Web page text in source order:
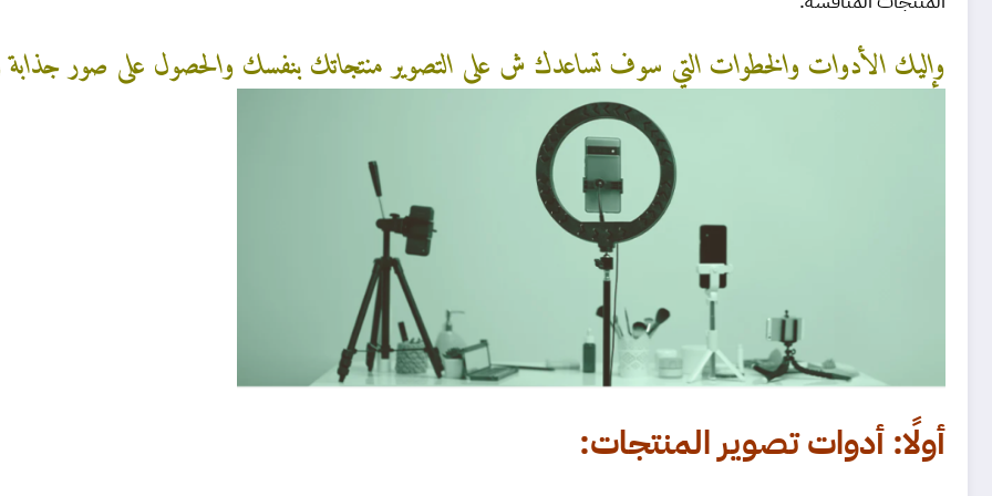
وإليك الأدوات والخطوات التي سوف تساعدك ش على التصوير منتجاتك بنفسك والحصول على صور جذابة
أولًا: أدوات تصوير المنتجات: